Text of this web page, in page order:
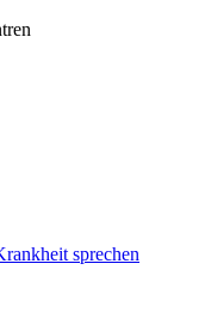
sprechen